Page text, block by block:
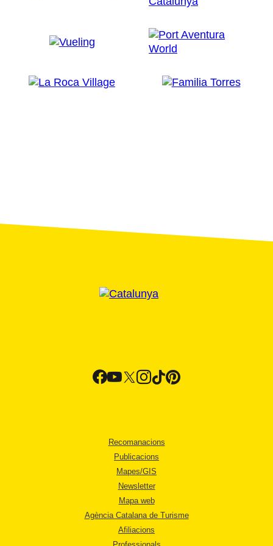
Recomanacions
Publicacions
Mapes/GIS
Newsletter
Mapa web
Agència Catalana de Turisme
Afiliacions